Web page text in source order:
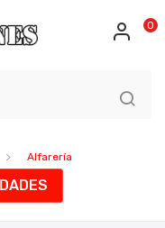
0
Alfarería